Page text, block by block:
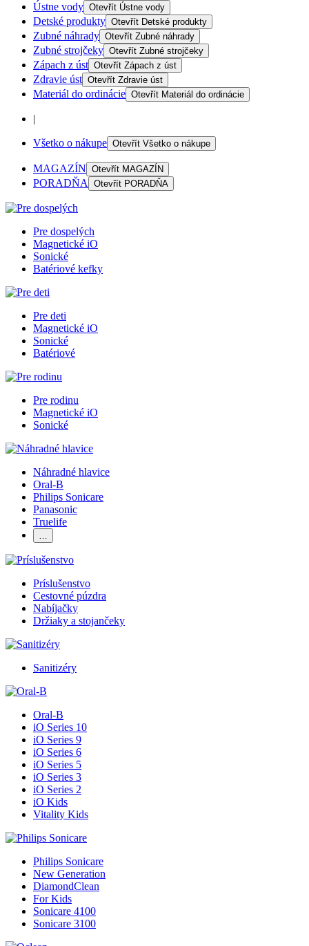
Ústne vody Otevřít Ústne vody
Detské produkty Otevřít Detské produkty
Zubné náhrady Otevřít Zubné náhrady
Zubné strojčeky Otevřít Zubné strojčeky
Zápach z úst Otevřít Zápach z úst
Zdravie úst Otevřít Zdravie úst
Materiál do ordinácie Otevřít Materiál do ordinácie
|
Všetko o nákupe Otevřít Všetko o nákupe
MAGAZÍN Otevřít MAGAZÍN
PORADŇA Otevřít PORADŇA
Pre dospelých
Magnetické iO
Sonické
Batériové kefky
Pre deti
Magnetické iO
Sonické
Batériové
Pre rodinu
Magnetické iO
Sonické
Náhradné hlavice
Oral-B
Philips Sonicare
Panasonic
Truelife
…
Príslušenstvo
Cestovné púzdra
Nabíjačky
Držiaky a stojančeky
Sanitizéry
Oral-B
iO Series 10
iO Series 9
iO Series 6
iO Series 5
iO Series 3
iO Series 2
iO Kids
Vitality Kids
Philips Sonicare
New Generation
DiamondClean
For Kids
Sonicare 4100
Sonicare 3100